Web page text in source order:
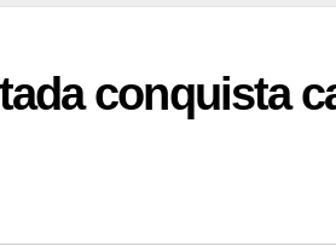
conquista